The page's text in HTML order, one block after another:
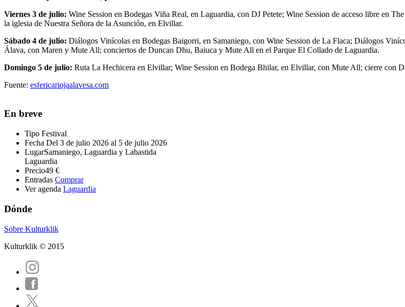
Viernes 3 de julio: Wine Session en Bodegas Viña Real, en Laguardia, con DJ Petete; Wine Session de acceso libre en
la iglesia de Nuestra Señora de la Asunción, en Elvillar.
Sábado 4 de julio: Diálogos Vinícolas en Bodegas Baigorri, en Samaniego, con Wine Session de La Flaca; Diálogos
Álava, con Maren y Mute All; conciertos de Duncan Dhu, Baiuca y Mute All en el Parque El Collado de Laguardia.
Domingo 5 de julio: Ruta La Hechicera en Elvillar; Wine Session en Bodega Bhilar, en Elvillar, con Mute All; cierre con
Fuente: esfericariojaalavesa.com
En breve
Tipo Festival
Fecha Del 3 de julio 2026 al 5 de julio 2026
LugarSamaniego, Laguardia y Labastida
Laguardia
Precio49 €
Entradas Comprar
Ver agenda Laguardia
Dónde
Sobre Kulturklik
Kulturklik © 2015